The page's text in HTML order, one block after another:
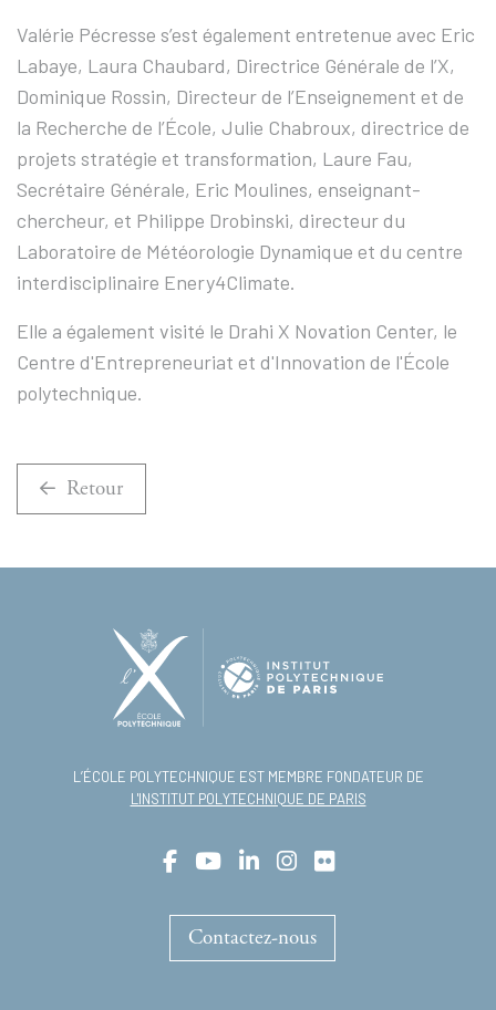
Valérie Pécresse s’est également entretenue avec Eric
Labaye, Laura Chaubard, Directrice Générale de l’X,
Dominique Rossin, Directeur de l’Enseignement et de
la Recherche de l’École, Julie Chabroux, directrice de
projets stratégie et transformation, Laure Fau,
Secrétaire Générale, Eric Moulines, enseignant-
chercheur, et Philippe Drobinski, directeur du
Laboratoire de Météorologie Dynamique et du centre
interdisciplinaire Enery4Climate.
Elle a également visité le Drahi X Novation Center, le
Centre d'Entrepreneuriat et d'Innovation de l'École
polytechnique.
Retour
L’ÉCOLE POLYTECHNIQUE EST MEMBRE FONDATEUR DE
L'INSTITUT POLYTECHNIQUE DE PARIS
Contactez-nous